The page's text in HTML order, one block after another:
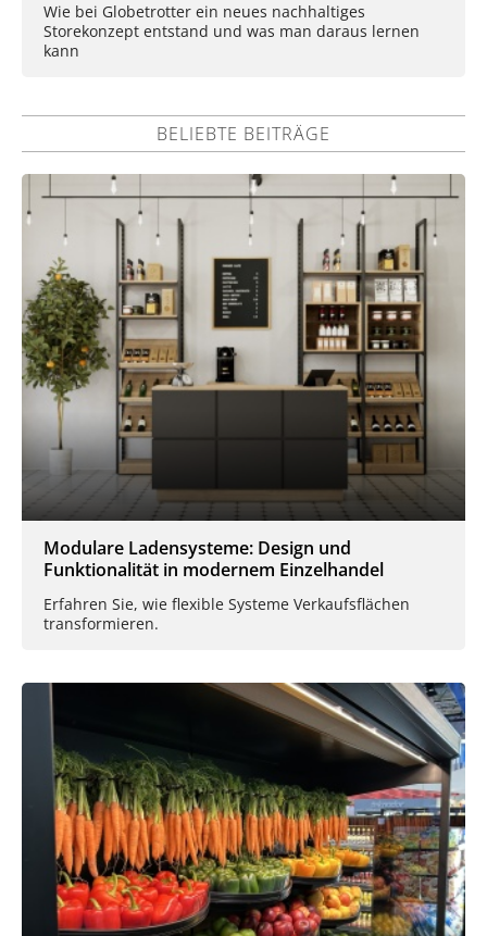
Wie bei Globetrotter ein neues nachhaltiges
Storekonzept entstand und was man daraus lernen
kann
BELIEBTE BEITRÄGE
Modulare Ladensysteme: Design und
Funktionalität in modernem Einzelhandel
Erfahren Sie, wie flexible Systeme Verkaufsflächen
transformieren.